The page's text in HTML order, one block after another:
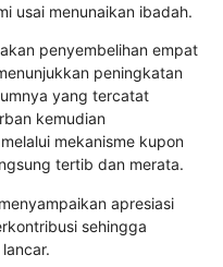
usai menunaikan ibadah.
penyembelihan empat
peningkatan
yang tercatat
kemudian
mekanisme kupon
tertib dan merata.
apresiasi
sehingga